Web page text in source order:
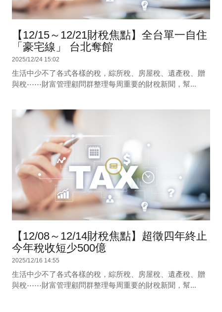
【12/15～12/21財稅焦點】全台單一自住
「豪宅線」 台北奪館
2025/12/24 15:02
生活中少不了各式各樣的稅，綜所稅、房屋稅、遺產稅、贈
與稅⋯⋯財富管理顧問群整理每周重要的財稅新聞，幫...
【12/08～12/14財稅焦點】超徵四年終止
今年稅收短少500億
2025/12/16 14:55
生活中少不了各式各樣的稅，綜所稅、房屋稅、遺產稅、贈
與稅⋯⋯財富管理顧問群整理每周重要的財稅新聞，幫...